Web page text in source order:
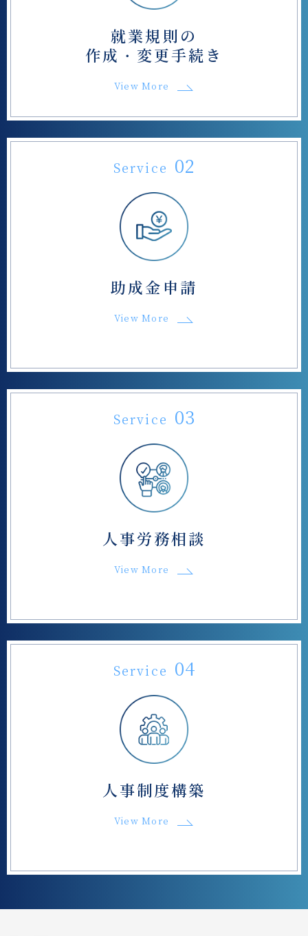
就業規則の
作成・変更手続き
View More
Service 02
助成金申請
View More
Service 03
人事労務相談
View More
Service 04
人事制度構築
View More